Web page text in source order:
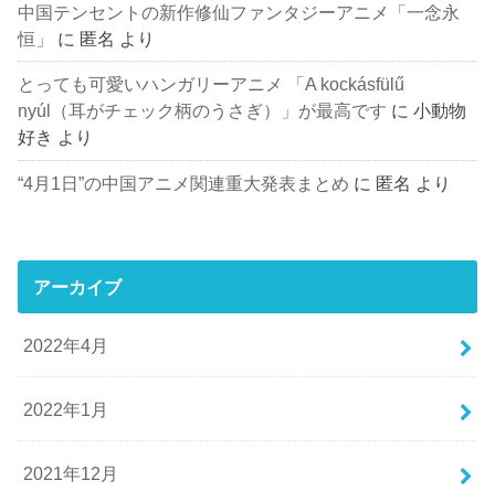
中国テンセントの新作修仙ファンタジーアニメ「一念永
恒」
に 匿名 より
とっても可愛いハンガリーアニメ 「A kockásfülű
nyúl（耳がチェック柄のうさぎ）」が最高です に小動物
好き より
“4月1日”の中国アニメ関連重大発表まとめ に 匿名 より
アーカイブ
2022年4月
2022年1月
2021年12月